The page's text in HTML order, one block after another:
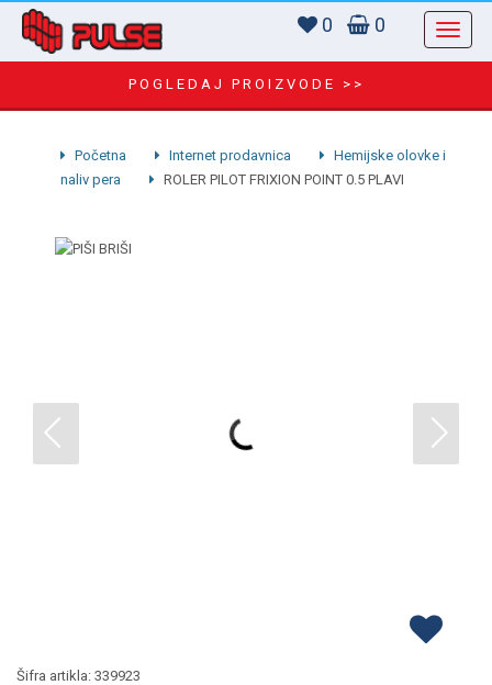
0 0
POGLEDAJ PROIZVODE >>
Početna Internet prodavnica
Hemijske olovke i
naliv pera
ROLER PILOT FRIXION POINT 0.5 PLAVI
Šifra artikla: 339923